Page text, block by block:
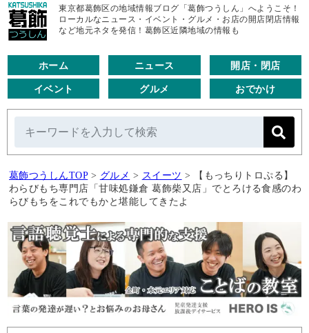
東京都葛飾区の地域情報ブログ「葛飾つうしん」へようこそ！
ローカルなニュース・イベント・グルメ・お店の開店閉店情報
など地元ネタを発信！葛飾区近隣地域の情報も
ホーム ニュース 開店・閉店
イベント グルメ おでかけ
葛飾つうしんTOP > グルメ > スイーツ >
【もっちりトロぷる】
わらびもち専門店「甘味処鎌倉 葛飾柴又店」でとろける食感のわ
らびもちをこれでもかと堪能してきたよ